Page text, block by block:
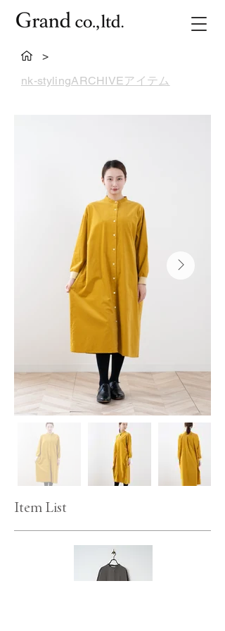
>
nk-stylingARCHIVEアイテム
Item List